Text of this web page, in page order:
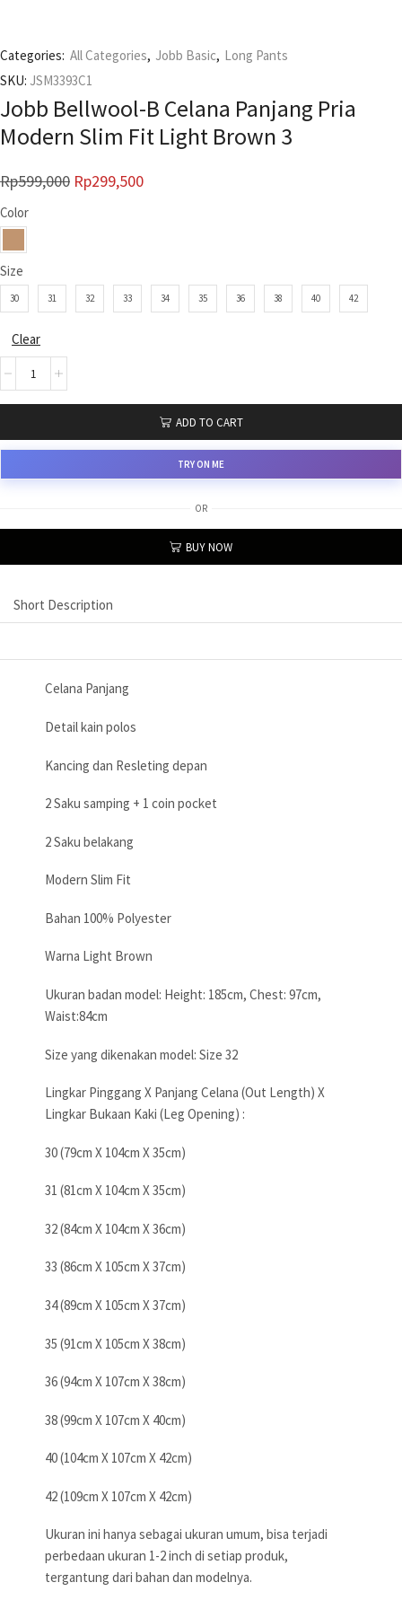
Categories: All Categories, Jobb Basic, Long Pants
SKU: JSM3393C1
Jobb Bellwool-B Celana Panjang Pria
Modern Slim Fit Light Brown 3
Rp599,000 Rp299,500
Color
Size
30 31 32 33 34 35 36 38 40 42
Clear
ADD TO CART
TRY ON ME
OR
BUY NOW
Short Description
Celana Panjang
Detail kain polos
Kancing dan Resleting depan
2 Saku samping + 1 coin pocket
2 Saku belakang
Modern Slim Fit
Bahan 100% Polyester
Warna Light Brown
Ukuran badan model: Height: 185cm, Chest: 97cm,
Waist:84cm
Size yang dikenakan model: Size 32
Lingkar Pinggang X Panjang Celana (Out Length) X
Lingkar Bukaan Kaki (Leg Opening) :
30 (79cm X 104cm X 35cm)
31 (81cm X 104cm X 35cm)
32 (84cm X 104cm X 36cm)
33 (86cm X 105cm X 37cm)
34 (89cm X 105cm X 37cm)
35 (91cm X 105cm X 38cm)
36 (94cm X 107cm X 38cm)
38 (99cm X 107cm X 40cm)
40 (104cm X 107cm X 42cm)
42 (109cm X 107cm X 42cm)
Ukuran ini hanya sebagai ukuran umum, bisa terjadi
perbedaan ukuran 1-2 inch di setiap produk,
tergantung dari bahan dan modelnya.